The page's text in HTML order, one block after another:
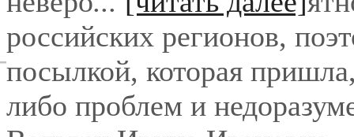
российских регионов,
посылкой, которая
либо проблем и